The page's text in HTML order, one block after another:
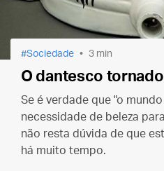
Sociedade 3 min
O dantesco
Se é verdade que "o
necessidade de beleza
não resta dúvida de que
há muito tempo.